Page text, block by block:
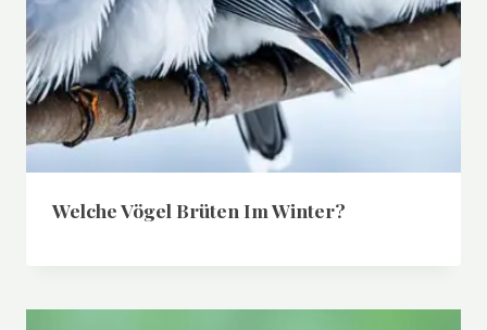
Welche Vögel Brüten Im Winter?